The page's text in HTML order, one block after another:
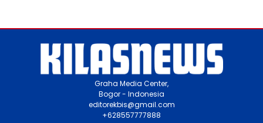
Graha Media Center,
Bogor - Indonesia
editorekbis@gmail.com
+628557777888